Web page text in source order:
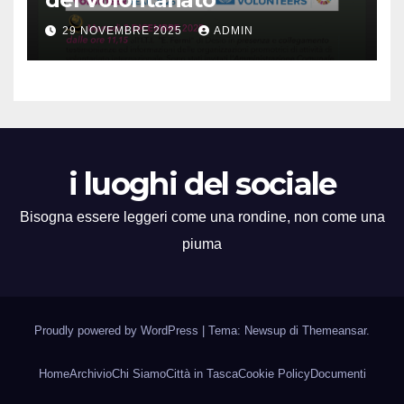
29 NOVEMBRE 2025 ADMIN
i luoghi del sociale
Bisogna essere leggeri come una rondine, non come una
piuma
Proudly powered by WordPress Tema: Newsup di Themeansar.
HomeArchivioChi SiamoCittà in TascaCookie PolicyDocumenti